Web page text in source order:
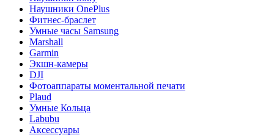
Наушники OnePlus
Фитнес-браслет
Умные часы Samsung
Marshall
Garmin
Экшн-камеры
DJI
Фотоаппараты моментальной печати
Plaud
Умные Кольца
Labubu
Аксессуары